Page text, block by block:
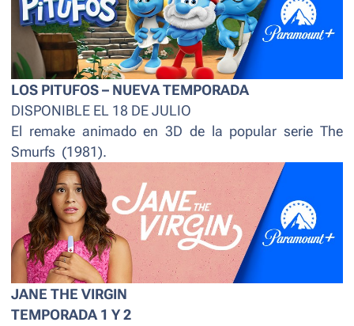
LOS PITUFOS – NUEVA TEMPORADA
DISPONIBLE EL 18 DE JULIO
El remake animado en 3D de la popular serie The
Smurfs (1981).
JANE THE VIRGIN
TEMPORADA 1 Y 2